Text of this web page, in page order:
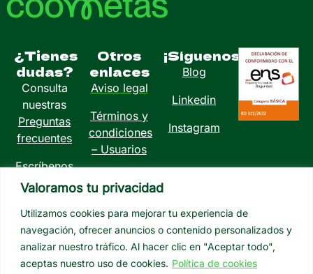
Valoramos tu privacidad
Utilizamos cookies para mejorar tu experiencia de
navegación, ofrecer anuncios o contenido personalizados y
analizar nuestro tráfico. Al hacer clic en "Aceptar todo",
aceptas nuestro uso de cookies. Política de cookies
¿Tienes
dudas?
Consulta
nuestras
Preguntas
frecuentes
Escríbenos
a
info@coometas.com
Otros
enlaces
Aviso legal
Términos y
condiciones
– Usuarios
privacidad
Política de
cookies
¡Síguenos!
Blog
Linkedin
Instagram